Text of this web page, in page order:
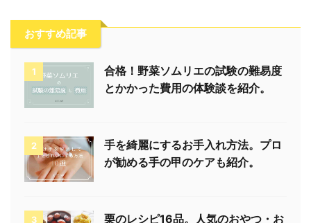
おすすめ記事
1
合格！野菜ソムリエの試験の難易度
とかかった費用の体験談を紹介。
2
手を綺麗にするお手入れ方法。プロ
が勧める手の甲のケアも紹介。
3
栗のレシピ16品。人気のおやつ・お